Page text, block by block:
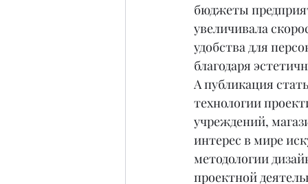
бюджеты
увеличивала
удобства для
благодаря
А публикация
технологии
учреждений,
интерес в мире
методологии
проектной